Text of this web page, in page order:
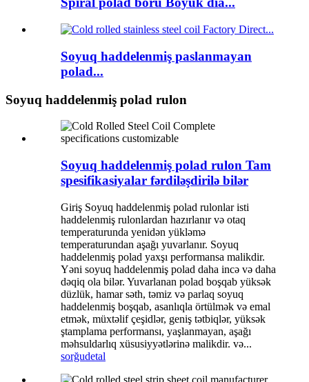
Soyuq haddelenmiş paslanmayan
polad...
Soyuq haddelenmiş polad rulon
Soyuq haddelenmiş polad rulon Tam
spesifikasiyalar fərdiləşdirilə bilər
Giriş Soyuq haddelenmiş polad rulonlar isti
haddelenmiş rulonlardan hazırlanır və otaq
temperaturunda yenidən yükləmə
temperaturundan aşağı yuvarlanır. Soyuq
haddelenmiş polad yaxşı performansa malikdir.
Yəni soyuq haddelenmiş polad daha incə və daha
dəqiq ola bilər. Yuvarlanan polad boşqab yüksək
düzlük, hamar səth, təmiz və parlaq soyuq
haddelenmiş boşqab, asanlıqla örtülmək və emal
etmək, müxtəlif çeşidlər, geniş tətbiqlər, yüksək
ştamplama performansı, yaşlanmayan, aşağı
məhsuldarlıq xüsusiyyətlərinə malikdir. və...
sorğudetal